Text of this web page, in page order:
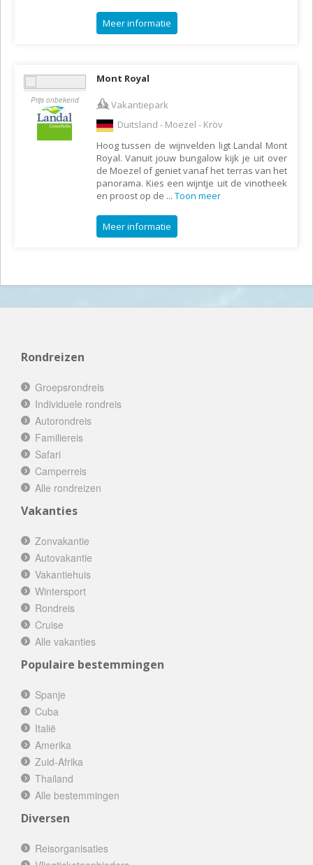
Meer informatie
Prijs onbekend
Mont Royal
Vakantiepark
Duitsland - Moezel - Kröv
Hoog tussen de wijnvelden ligt Landal Mont
Royal. Vanuit jouw bungalow kijk je uit over
de Moezel of geniet vanaf het terras van het
panorama. Kies een wijntje uit de vinotheek
en proost op de ... Toon meer
Meer informatie
Rondreizen
Groepsrondreis
Individuele rondreis
Autorondreis
Familiereis
Safari
Camperreis
Alle rondreizen
Vakanties
Zonvakantie
Autovakantie
Vakantiehuis
Wintersport
Rondreis
Cruise
Alle vakanties
Populaire bestemmingen
Spanje
Cuba
Italië
Amerika
Zuid-Afrika
Thailand
Alle bestemmingen
Diversen
Reisorganisaties